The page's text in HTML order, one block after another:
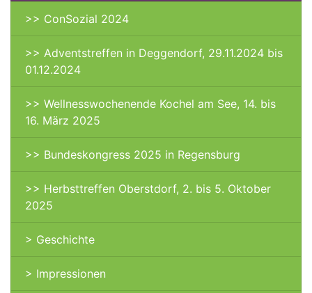
>> ConSozial 2024
>> Adventstreffen in Deggendorf, 29.11.2024 bis
01.12.2024
>> Wellnesswochenende Kochel am See, 14. bis
16. März 2025
>> Bundeskongress 2025 in Regensburg
>> Herbsttreffen Oberstdorf, 2. bis 5. Oktober
2025
> Geschichte
> Impressionen